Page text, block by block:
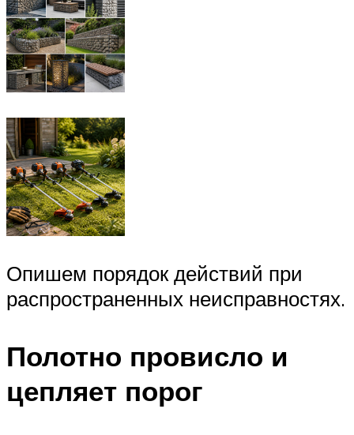
Опишем порядок действий при
распространенных неисправностях.
Полотно провисло и
цепляет порог